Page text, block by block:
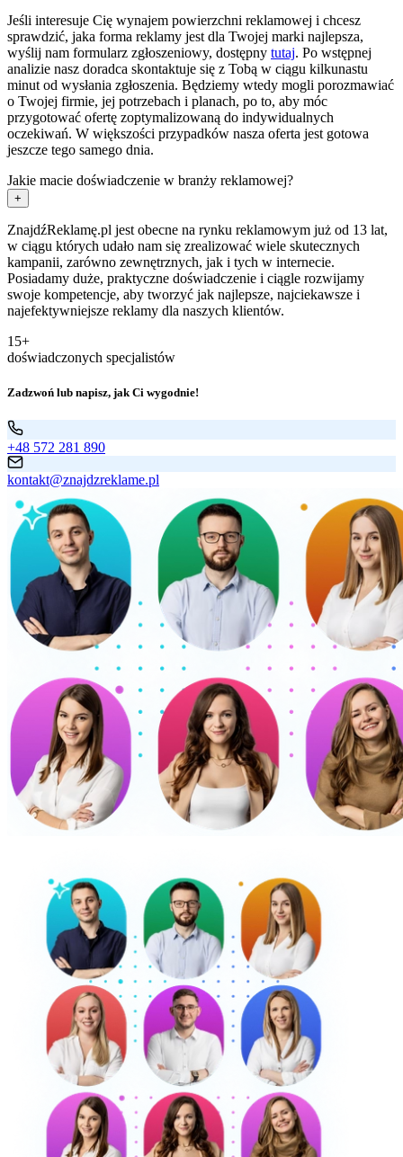
Jeśli interesuje Cię wynajem powierzchni reklamowej i chcesz
sprawdzić, jaka forma reklamy jest dla Twojej marki najlepsza,
wyślij nam formularz zgłoszeniowy, dostępny tutaj. Po wstępnej
analizie nasz doradca skontaktuje się z Tobą w ciągu kilkunastu
minut od wysłania zgłoszenia. Będziemy wtedy mogli porozmawiać
o Twojej firmie, jej potrzebach i planach, po to, aby móc
przygotować ofertę zoptymalizowaną do indywidualnych
oczekiwań. W większości przypadków nasza oferta jest gotowa
jeszcze tego samego dnia.
Jakie macie doświadczenie w branży reklamowej?
+
ZnajdźReklamę.pl jest obecne na rynku reklamowym już od 13 lat,
w ciągu których udało nam się zrealizować wiele skutecznych
kampanii, zarówno zewnętrznych, jak i tych w internecie.
Posiadamy duże, praktyczne doświadczenie i ciągle rozwijamy
swoje kompetencje, aby tworzyć jak najlepsze, najciekawsze i
najefektywniejsze reklamy dla naszych klientów.
15+
doświadczonych specjalistów
Zadzwoń lub napisz, jak Ci wygodnie!
+48 572 281 890
kontakt@znajdzreklame.pl